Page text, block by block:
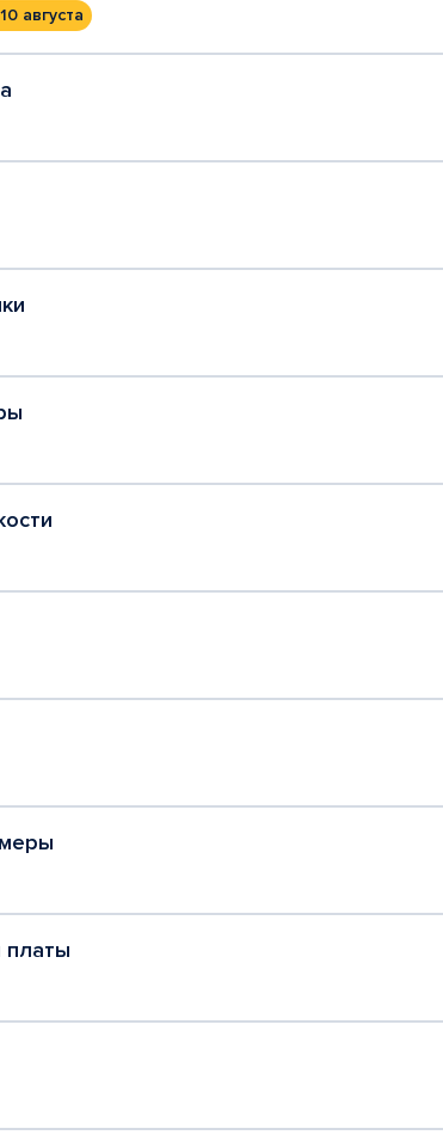
августа
платы